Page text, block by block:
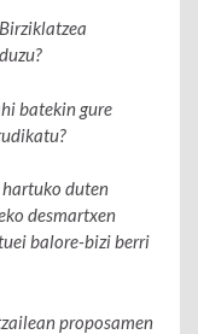
batekin gure
duten
desmartxen
balore-bizi berri
proposamen